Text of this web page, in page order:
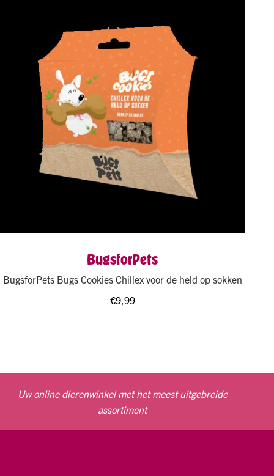
BugsforPets
BugsforPets Bugs Cookies Chillex voor de held op sokken
€9,99
Uw online dierenwinkel met het meest uitgebreide
assortiment